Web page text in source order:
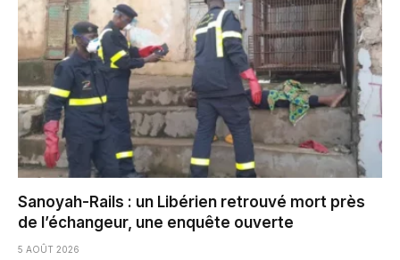
Sanoyah-Rails : un Libérien retrouvé mort près
de l’échangeur, une enquête ouverte
5 AOÛT 2026